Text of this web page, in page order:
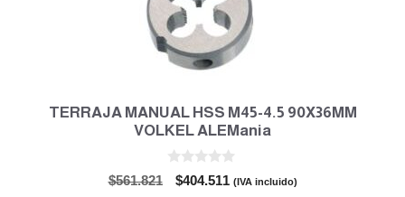
TERRAJA MANUAL HSS M45-4.5 90X36MM
VOLKEL ALEMania
$561.821
El
$404.511 El
(IVA incluido)